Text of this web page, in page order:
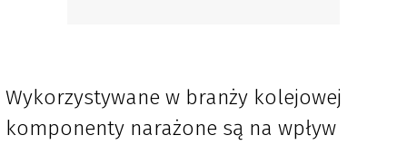
Wykorzystywane w branży kolejowej
komponenty narażone są na wpływ